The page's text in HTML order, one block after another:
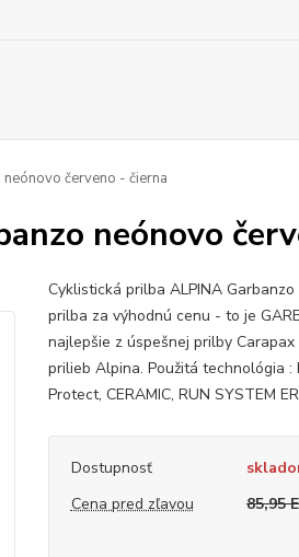
červeno - čierna
neónovo
Cyklistická prilba ALPINA
prilba za výhodnú cenu - to je
najlepšie z úspešnej prilby
prilieb Alpina. Použitá technológia :
Protect, CERAMIC, RUN SYSTEM
Dostupnosť
Cena pred zľavou
85,95